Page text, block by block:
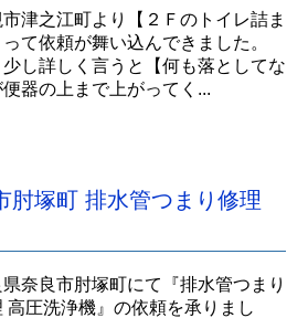
津之江町より【２Ｆのトイレ詰ま
って依頼が舞い込んできました。
少し詳しく言うと【何も落としてな
便器の上まで上がってく...
肘塚町 排水管つまり修理
奈良市肘塚町にて『排水管つまり
高圧洗浄機』の依頼を承りまし